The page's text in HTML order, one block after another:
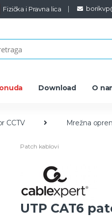
Fizička i Pravna lica
Download O
CCTV Mrežna
Patch kablovi
UTP CAT6